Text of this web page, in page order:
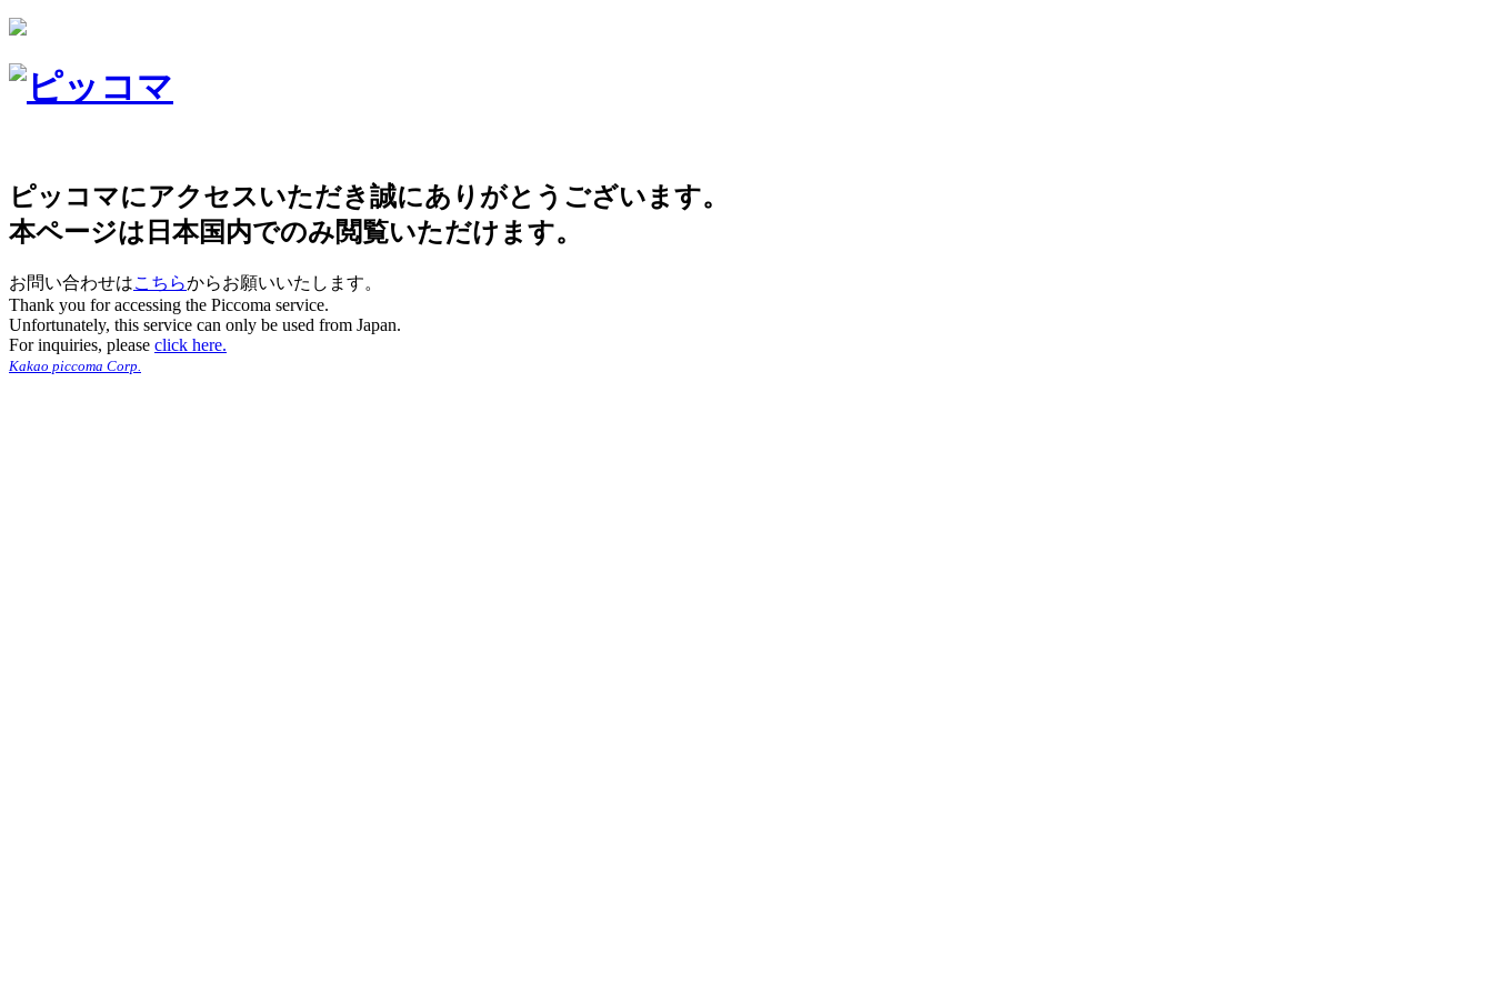
ピッコマにアクセスいただき誠にありがとうございます。
本ページは日本国内でのみ閲覧いただけます。
お問い合わせはこちらからお願いいたします。
Thank you for accessing the Piccoma service.
Unfortunately, this service can only be used from Japan.
For inquiries, please click here.
Kakao piccoma Corp.